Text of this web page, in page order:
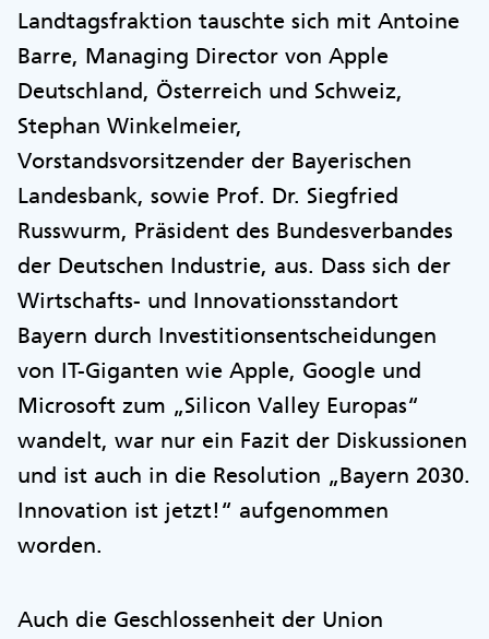
Landtagsfraktion tauschte sich mit Antoine
Barre, Managing Director von Apple
Deutschland, Österreich und Schweiz,
Stephan Winkelmeier,
Vorstandsvorsitzender der Bayerischen
Landesbank, sowie Prof. Dr. Siegfried
Russwurm, Präsident des Bundesverbandes
der Deutschen Industrie, aus. Dass sich der
Wirtschafts- und Innovationsstandort
Bayern durch Investitionsentscheidungen
von IT-Giganten wie Apple, Google und
Microsoft zum „Silicon Valley Europas“
wandelt, war nur ein Fazit der Diskussionen
und ist auch in die Resolution „Bayern 2030.
Innovation ist jetzt!“ aufgenommen
worden.
Auch die Geschlossenheit der Union